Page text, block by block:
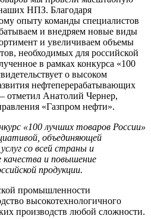
НПЗ. Благодаря
опыту команды специалистов
и внедряем новые виды
и увеличиваем объемы
необходимых для российской
в рамках конкурса «100
о высоком
нефтеперерабатывающих
отметил Анатолий Чернер,
«Газпром нефти».
«100 лучших товаров России»
объединяющей
со всей страны и
качества и повышение
продукции.
промышленности
высокотехнологичного
производств любой сложности.